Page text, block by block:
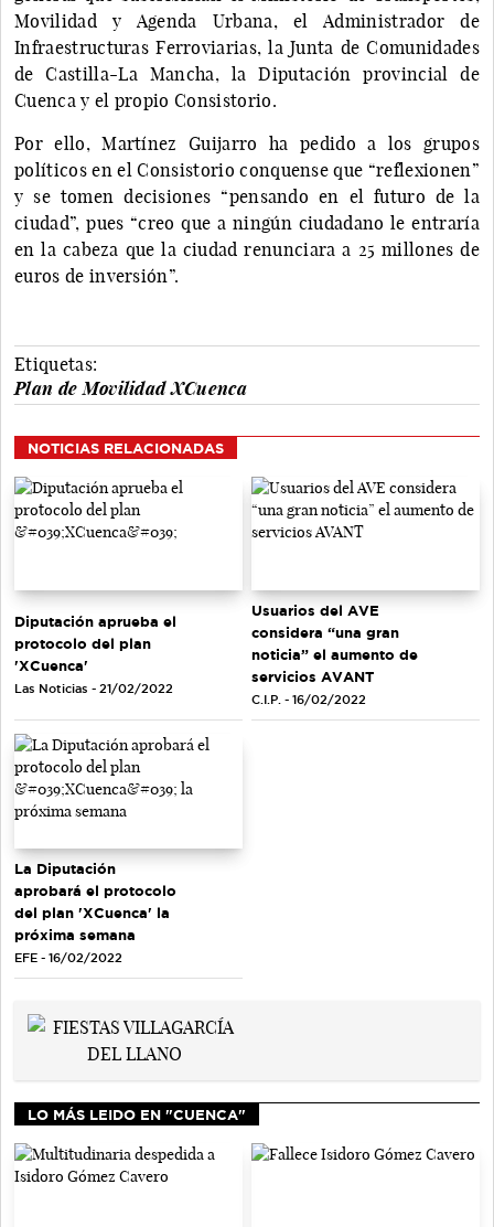
Movilidad y Agenda Urbana, el Administrador de
Infraestructuras Ferroviarias, la Junta de Comunidades
de Castilla-La Mancha, la Diputación provincial de
Cuenca y el propio Consistorio.
Por ello, Martínez Guijarro ha pedido a los grupos
políticos en el Consistorio conquense que “reflexionen”
y se tomen decisiones “pensando en el futuro de la
ciudad”, pues “creo que a ningún ciudadano le entraría
en la cabeza que la ciudad renunciara a 25 millones de
euros de inversión”.
Etiquetas:
Plan de Movilidad XCuenca
NOTICIAS RELACIONADAS
Diputación aprueba el
protocolo del plan
'XCuenca'
Las Noticias - 21/02/2022
Usuarios del AVE
considera “una gran
noticia” el aumento de
servicios AVANT
C.I.P. - 16/02/2022
La Diputación
aprobará el protocolo
del plan 'XCuenca' la
próxima semana
EFE - 16/02/2022
LO MÁS LEIDO EN "CUENCA"